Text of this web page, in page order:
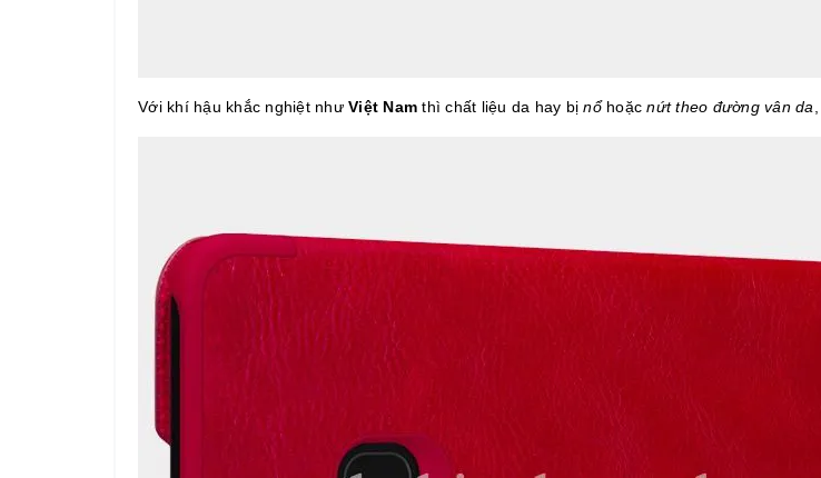
Với khí hậu khắc nghiệt như Việt Nam thì chất liệu da hay bịnổhoặcnứt theo đường vân da